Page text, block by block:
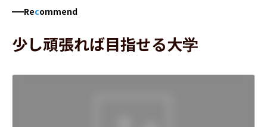
Recommend
少し頑張れば目指せる大学